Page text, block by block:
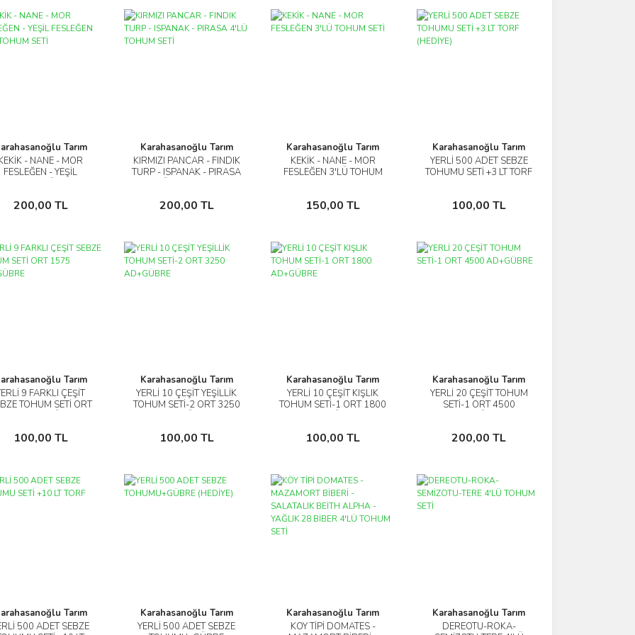
Tarım
- NANE - MOR
FESLEĞEN - YEŞİL
200,00 TL
İncele
Sepete Ekle
Karahasanoğlu Tarım
KIRMIZI PANCAR - FINDIK
TURP - ISPANAK - PIRASA
200,00 TL
İncele
Sepete Ekle
Karahasanoğlu Tarım
KEKİK - NANE - MOR
FESLEĞEN 3'LÜ TOHUM
150,00 TL
İncele
Sepete Ekle
Karahasanoğlu Tarım
YERLİ 500 ADET SEBZE
TOHUMU SETİ +3 LT TORF
100,00 TL
İncele
Sepete Ekle
Tarım
9 FARKLI ÇEŞİT
TOHUM SETİ ORT
100,00 TL
İncele
Sepete Ekle
Karahasanoğlu Tarım
YERLİ 10 ÇEŞİT YEŞİLLİK
TOHUM SETİ-2 ORT 3250
100,00 TL
İncele
Sepete Ekle
Karahasanoğlu Tarım
YERLİ 10 ÇEŞİT KIŞLIK
TOHUM SETİ-1 ORT 1800
100,00 TL
İncele
Sepete Ekle
Karahasanoğlu Tarım
YERLİ 20 ÇEŞİT TOHUM
SETİ-1 ORT 4500
200,00 TL
İncele
Sepete Ekle
Tarım
500 ADET SEBZE
İncele
Karahasanoğlu Tarım
YERLİ 500 ADET SEBZE
İncele
Karahasanoğlu Tarım
KÖY TİPİ DOMATES -
İncele
Karahasanoğlu Tarım
DEREOTU-ROKA-
İncele